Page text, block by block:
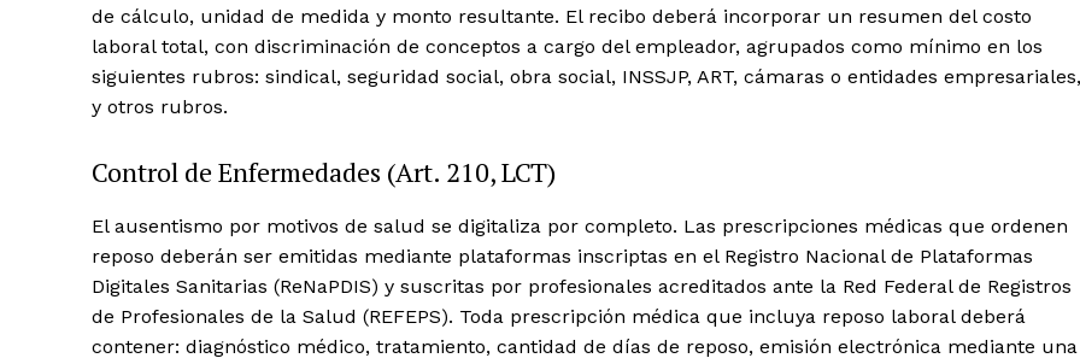
de cálculo, unidad de medida y monto resultante. El recibo deberá incorporar un resumen del costo
laboral total, con discriminación de conceptos a cargo del empleador, agrupados como mínimo en los
siguientes rubros: sindical, seguridad social, obra social, INSSJP, ART, cámaras o entidades empresariales,
y otros rubros.
Control de Enfermedades (Art. 210, LCT)
El ausentismo por motivos de salud se digitaliza por completo. Las prescripciones médicas que ordenen
reposo deberán ser emitidas mediante plataformas inscriptas en el Registro Nacional de Plataformas
Digitales Sanitarias (ReNaPDIS) y suscritas por profesionales acreditados ante la Red Federal de Registros
de Profesionales de la Salud (REFEPS). Toda prescripción médica que incluya reposo laboral deberá
contener: diagnóstico médico, tratamiento, cantidad de días de reposo, emisión electrónica mediante una